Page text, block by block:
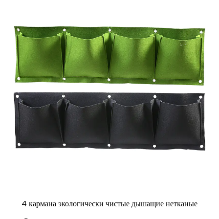
областях, склонных к ветреным условиям. Одна из вещей,
которую следует рассмотреть, - это конструкция рамки.
Прочная рама, изготовленная из оцинкованной стали или
алюминия с тяжелой температурой, обеспечивает лучшую
поддержку давления ветра. Сила политуннельной
парниковой рамы необходима, потому что она образует
основу всей структуры. Более толстая и правильно
играют роль в способности политуннельной теплицы
4 кармана экологически чистые дышащие нетканые